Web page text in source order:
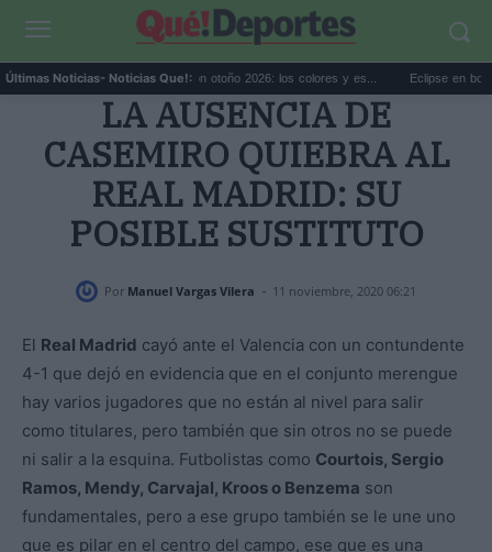
Últimas Noticias- Noticias Que!:
Tendencias decoración otoño 2026: los colores y es... Eclipse en bodegas
LA AUSENCIA DE
CASEMIRO QUIEBRA AL
REAL MADRID: SU
POSIBLE SUSTITUTO
Por Manuel Vargas Vilera - 11 noviembre, 2020 06:21
El Real Madrid cayó ante el Valencia con un contundente
4-1 que dejó en evidencia que en el conjunto merengue
hay varios jugadores que no están al nivel para salir
como titulares, pero también que sin otros no se puede
ni salir a la esquina. Futbolistas como Courtois, Sergio
Ramos, Mendy, Carvajal, Kroos o Benzema son
fundamentales, pero a ese grupo también se le une uno
que es pilar en el centro del campo, ese que es una